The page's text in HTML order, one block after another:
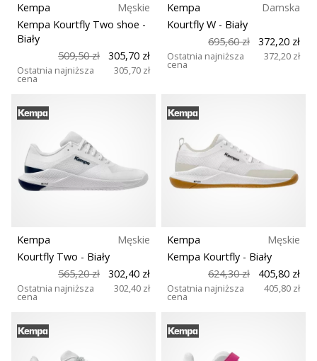
•
2 min. czytanie
Zostań
ambasadorem
Weplayhandball
Czy
jesteś
maniakiem
piłki
ręcznej
tak
do
nas
ambasador
Kempa
Męskie
Kempa Kourtfly Two shoe -
Biały
509,50 zł
305,70 zł
Ostatnia najniższa
cena
305,70 zł
Kempa
Damska
Kourtfly W - Biały
695,60 zł
372,20 zł
Ostatnia najniższa
cena
372,20 zł
Kempa
Męskie
Kourtfly Two - Biały
565,20 zł
302,40 zł
Ostatnia najniższa
cena
302,40 zł
Kempa
Męskie
Kempa Kourtfly - Biały
624,30 zł
405,80 zł
Ostatnia najniższa
cena
405,80 zł